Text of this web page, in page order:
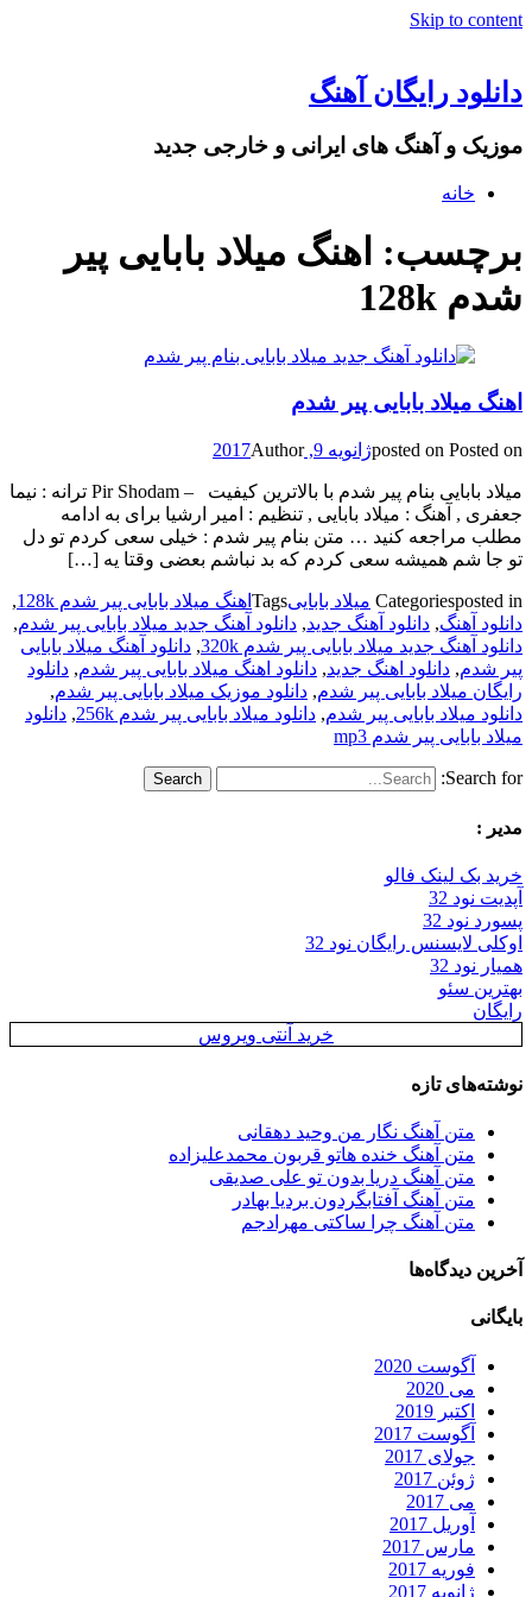
Skip to content
دانلود رایگان آهنگ
موزیک و آهنگ های ایرانی و خارجی جدید
خانه
برچسب: اهنگ میلاد بابایی پیر
شدم 128k
اهنگ میلاد بابایی پیر شدم
posted on Posted on ژانویه 9, 2017 Author
میلاد بابایی بنام پیر شدم با بالاترین کیفیت – Pir Shodam ترانه : نیما
جعفری , آهنگ : میلاد بابایی , تنظیم : امیر ارشیا برای به ادامه
مطلب مراجعه کنید … متن بنام پیر شدم : خیلی سعی کردم تو دل
تو جا شم همیشه سعی کردم که بد نباشم بعضی وقتا یه […]
Categoriesposted in میلاد باباییTags اهنگ میلاد بابایی پیر شدم 128k
,
دانلود آهنگ, دانلود آهنگ جدید, دانلود آهنگ جدید میلاد بابایی پیر شدم,
دانلود آهنگ جدید میلاد بابایی پیر شدم 320k
, دانلود آهنگ میلاد بابایی
پیر شدم, دانلود اهنگ جدید, دانلود اهنگ میلاد بابایی پیر شدم, دانلود
رایگان میلاد بابایی پیر شدم, دانلود موزیک میلاد بابایی پیر شدم,
دانلود میلاد بابایی پیر شدم, دانلود میلاد بابایی پیر شدم 256k , دانلود
میلاد بابایی پیر شدم mp3
Search for:
مدیر :
خرید بک لینک فالو
آپدیت نود 32
پسورد نود 32
اوکلی لایسنس رایگان نود 32
همیار نود 32
بهترین سئو
رایگان
خرید آنتی ویروس
نوشته‌های تازه
متن آهنگ نگار من وحید دهقانی
متن آهنگ خنده هاتو قربون محمدعلیزاده
متن آهنگ دریا بدون تو علی صدیقی
متن آهنگ آفتابگردون بردیا بهادر
متن آهنگ چرا ساکتی مهرادجم
آخرین دیدگاه‌ها
بایگانی
آگوست 2020
می 2020
اکتبر 2019
آگوست 2017
جولای 2017
ژوئن 2017
می 2017
آوریل 2017
مارس 2017
فوریه 2017
ژانویه 2017